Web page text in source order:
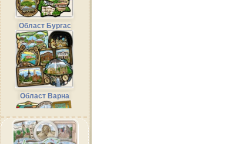
Област Бургас
Област Варна